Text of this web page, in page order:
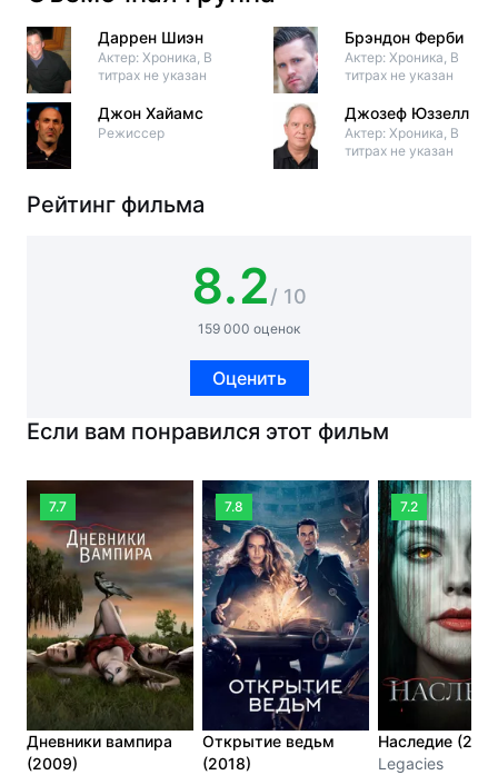
Даррен Шиэн
Актер: Хроника, В
титрах не указан
Джон Хайамс
Режиссер
Брэндон Ферби
Актер: Хроника, В
титрах не указан
Джозеф Юззелл
Актер: Хроника, В
титрах не указан
Рейтинг фильма
8.2/ 10
159 000 оценок
Оценить
Если вам понравился этот фильм
7.7
Дневники вампира
(2009)
7.8
Открытие ведьм
(2018)
7.2
Наследие
Legacies